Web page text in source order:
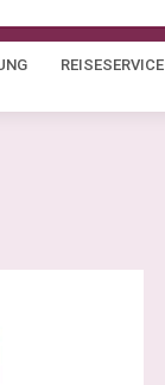
REISESERVICE